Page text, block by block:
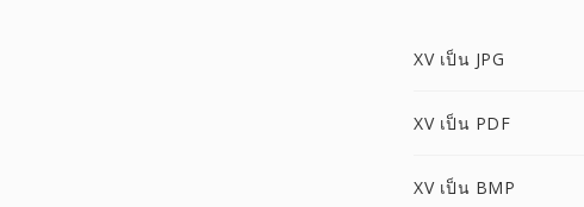
XV เป็น JPG
XV เป็น PDF
XV เป็น BMP